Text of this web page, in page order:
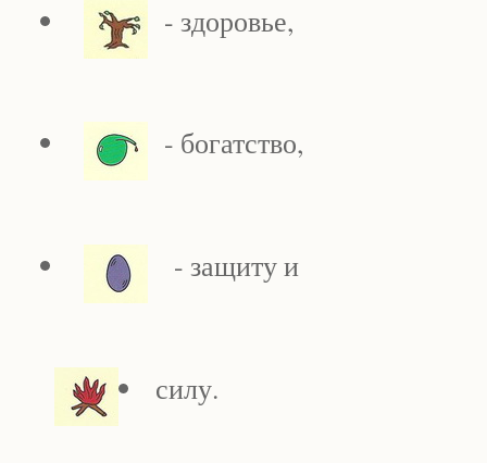
- здоровье,
- богатство,
- защиту и
силу.